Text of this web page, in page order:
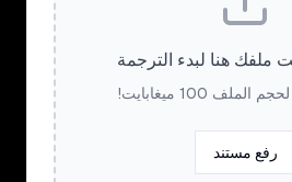
ملفك هنا لبدء الترجمة
100 ميغابايت!
رفع مستند